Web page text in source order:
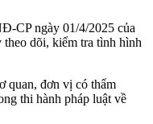
CP ngày 01/4/2025 của
dõi, kiểm tra tình hình
quan, đơn vị có thẩm
thi hành pháp luật về